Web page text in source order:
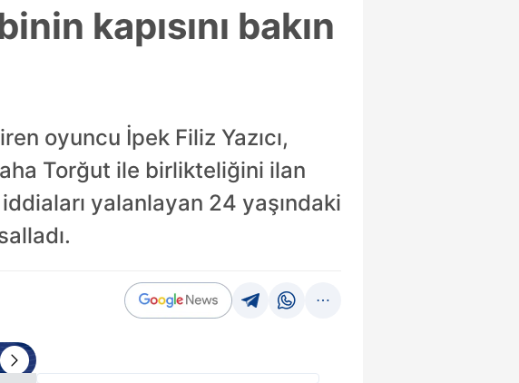
kapısını bakın
oyuncu İpek Filiz Yazıcı,
Torğut ile birlikteliğini ilan
yalanlayan 24 yaşındaki